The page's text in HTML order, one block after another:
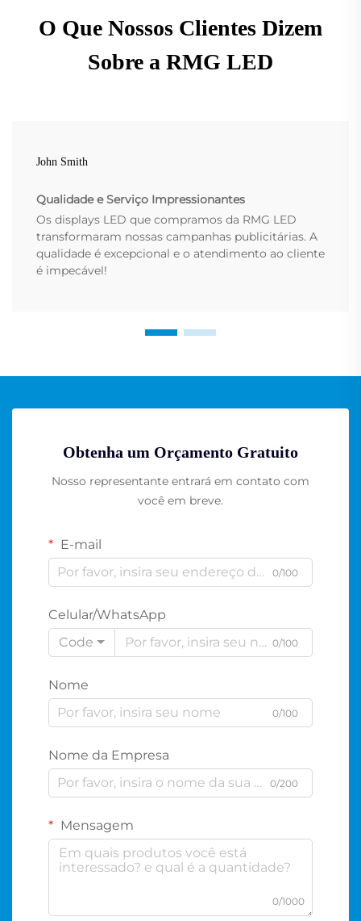
O Que Nossos Clientes Dizem
Sobre a RMG LED
John Smith
Qualidade e Serviço Impressionantes
Os displays LED que compramos da RMG LED
transformaram nossas campanhas publicitárias. A
qualidade é excepcional e o atendimento ao cliente
é impecável!
Obtenha um Orçamento Gratuito
Nosso representante entrará em contato com
você em breve.
E-mail
0/100
Celular/WhatsApp
Code
0/100
Nome
0/100
Nome da Empresa
0/200
Mensagem
0/1000